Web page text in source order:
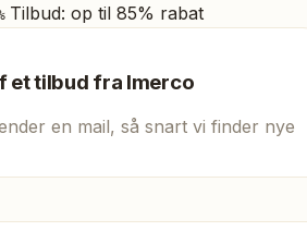
Tilbud: op til 85% rabat
et tilbud fra Imerco
en mail, så snart vi finder nye